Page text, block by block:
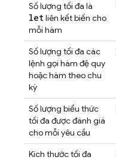
Số lượng tối đa là
letliên kết biến cho
mỗi hàm
Số lượng tối đa các
lệnh gọi hàm đệ quy
hoặc hàm theo chu
kỳ
Số lượng biểu thức
tối đa được đánh giá
cho mỗi yêu cầu
Kích thước tối đa